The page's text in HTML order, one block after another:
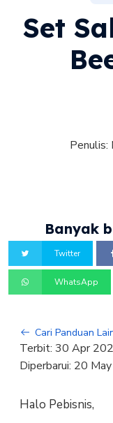
Set
Penulis:
Banyak
Twitter
WhatsApp
Cari Panduan
Terbit: 30 Apr
Diperbarui: 20
Halo Pebisnis,